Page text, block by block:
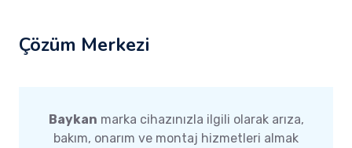
Çözüm Merkezi
Baykan marka cihazınızla ilgili olarak arıza,
bakım, onarım ve montaj hizmetleri almak